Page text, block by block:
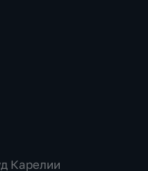
Карелии